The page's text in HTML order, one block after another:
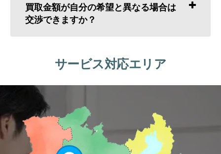
買取金額が自分の希望と異なる場合は
交渉できますか？
サービス対応エリア